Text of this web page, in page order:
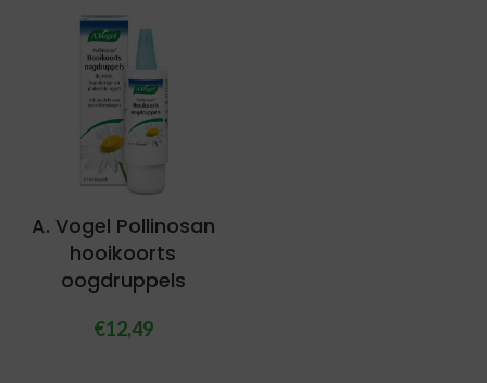
A. Vogel Pollinosan
hooikoorts
oogdruppels
€12,49